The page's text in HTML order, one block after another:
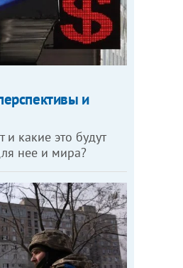
и
и какие это будут
нее и мира?